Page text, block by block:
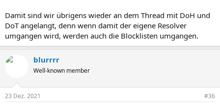
Damit sind wir übrigens wieder an dem Thread mit DoH und
DoT angelangt, denn wenn damit der eigene Resolver
umgangen wird, werden auch die Blocklisten umgangen.
blurrrr
Well-known member
23 Dez. 2021 #36